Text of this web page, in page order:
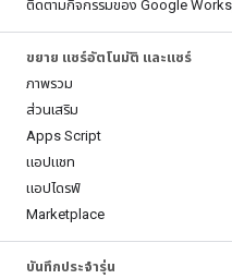
ติดตามกิจกรรมของ Google
ขยาย แชร์อัตโนมัติ และแชร์
ภาพรวม
ส่วนเสริม
Apps Script
แอปแชท
แอปไดรฟ์
Marketplace
บันทึกประจำรุ่น
อ่านบล็อกของนักพัฒนาซอฟ